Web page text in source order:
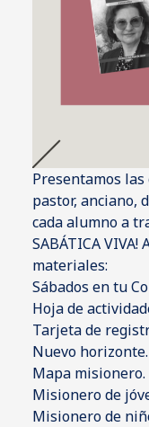
Presentamos
pastor, anciano,
cada alumno a
SABÁTICA
materiales:
Sábados en tu
Hoja de
Tarjeta de
Nuevo horizonte.
Mapa misionero.
Misionero de
Misionero de